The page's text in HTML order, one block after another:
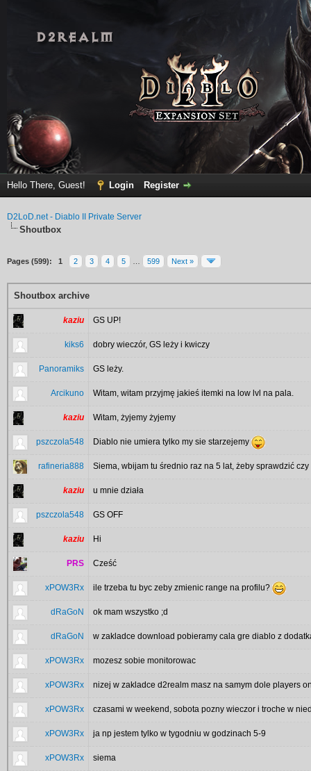
Hello There, Guest! Login Register
D2LoD.net - Diablo II Private Server
Shoutbox
Pages (599): 1 2 3 4 5 599 Next »
Shoutbox archive
kaziu GS UP!
kiks6 dobry wieczór, GS leży i kwiczy
Panoramiks GS leży.
Arcikuno Witam, witam przyjmę jakieś itemki na low lvl na pala.
kaziu Witam, żyjemy żyjemy
pszczola548 Diablo nie umiera tylko my sie starzejemy
rafineria888 Siema, wbijam tu średnio raz na 5 lat, żeby sprawdzić
kaziu u mnie działa
pszczola548 GS OFF
kaziu Hi
PRS Cześć
xPOW3Rx ile trzeba tu byc zeby zmienic range na profilu?
dRaGoN ok mam wszystko ;d
dRaGoN w zakladce download pobieramy cala gre diablo z
xPOW3Rx mozesz sobie monitorowac
xPOW3Rx nizej w zakladce d2realm masz na samym dole players
xPOW3Rx czasami w weekend, sobota pozny wieczor i troche w
xPOW3Rx ja np jestem tylko w tygodniu w godzinach 5-9
xPOW3Rx siema